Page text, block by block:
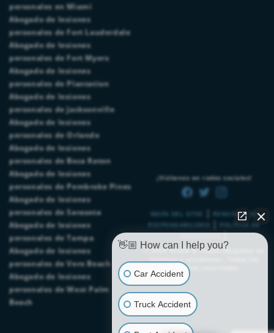
personales en Miami
Abogado de lesiones
personales de Fort Lauderdale
Abogado de lesiones
personales de Fort Myers
Abogado de lesiones
personales de Plantation
Abogado de lesiones
personales de Jacksonville
Abogado de lesiones
personales de Orlando
Abogado de lesiones
personales de Boca Raton
Abogado de lesiones
personales de Pembroke Pines
Abogado de lesiones
personales de Sarasota
Abogado de lesiones
personales de Tampa
Abogado de lesiones
personales de Vero Beach
Abogado de lesiones
personales de West Palm
Beach
MAPA DEL SITIO
RENUNCIA DE
RESPONSABILIDAD
|
POLÍTICA DE
PRIVACIDAD|
© 2026Chalik & Chalik Abogados de
derechos reservados.
¡Visítenos en redes sociales!
👋🏼 How can I help you?
Car Accident
Truck Accident